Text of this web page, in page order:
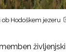
Hodoškem jezeru